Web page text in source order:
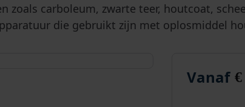
zoals carboleum, zwarte teer, houtcoat,
die gebruikt zijn met oplosmiddel
Vanaf €